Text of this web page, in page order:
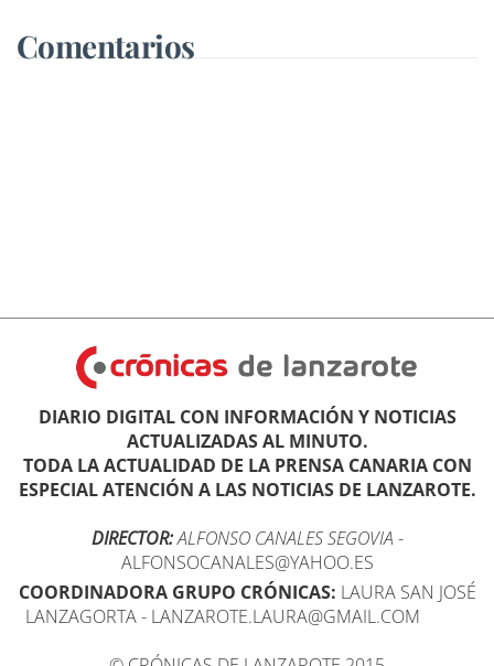
Comentarios
DIARIO DIGITAL CON INFORMACIÓN Y NOTICIAS
ACTUALIZADAS AL MINUTO.
TODA LA ACTUALIDAD DE LA PRENSA CANARIA CON
ESPECIAL ATENCIÓN A LAS NOTICIAS DE LANZAROTE.
DIRECTOR:ALFONSO CANALES SEGOVIA -
ALFONSOCANALES@YAHOO.ES
COORDINADORA GRUPO CRÓNICAS: LAURA SAN JOSÉ
LANZAGORTA - LANZAROTE.LAURA@GMAIL.COM